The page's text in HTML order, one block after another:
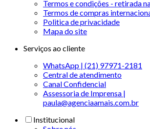
Termos e condições - retirada
Termos de compras
Politica de privacidade
Mapa do site
Serviços ao cliente
WhatsApp | (21) 97971-2181
Central de atendimento
Canal Confidencial
Assessoria de Imprensa |
paula@agenciaamais.com.br
Institucional